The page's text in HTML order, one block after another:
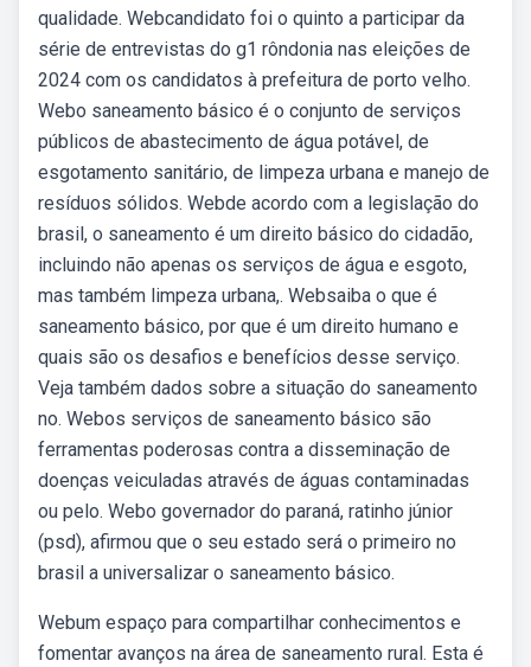
qualidade. Webcandidato foi o quinto a participar da
série de entrevistas do g1 rôndonia nas eleições de
2024 com os candidatos à prefeitura de porto velho.
Webo saneamento básico é o conjunto de serviços
públicos de abastecimento de água potável, de
esgotamento sanitário, de limpeza urbana e manejo de
resíduos sólidos. Webde acordo com a legislação do
brasil, o saneamento é um direito básico do cidadão,
incluindo não apenas os serviços de água e esgoto,
mas também limpeza urbana,. Websaiba o que é
saneamento básico, por que é um direito humano e
quais são os desafios e benefícios desse serviço.
Veja também dados sobre a situação do saneamento
no. Webos serviços de saneamento básico são
ferramentas poderosas contra a disseminação de
doenças veiculadas através de águas contaminadas
ou pelo. Webo governador do paraná, ratinho júnior
(psd), afirmou que o seu estado será o primeiro no
brasil a universalizar o saneamento básico.
Webum espaço para compartilhar conhecimentos e
fomentar avanços na área de saneamento rural. Esta é